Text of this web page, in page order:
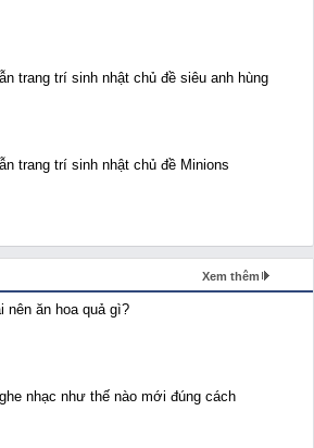
trang trí sinh nhật chủ đề siêu anh hùng
trang trí sinh nhật chủ đề Minions
Xem thêm
nên ăn hoa quả gì?
nhạc như thế nào mới đúng cách